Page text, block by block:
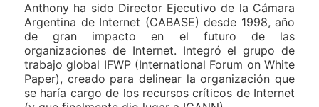
Anthony ha sido Director Ejecutivo de la Cámara
Argentina de Internet (CABASE) desde 1998, año
de gran impacto en el futuro de las
organizaciones de Internet. Integró el grupo de
trabajo global IFWP (International Forum on White
Paper), creado para delinear la organización que
se haría cargo de los recursos críticos de Internet